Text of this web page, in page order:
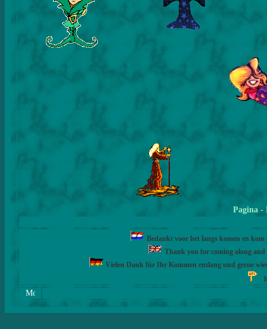
Pagina -
Bedankt voor het langs komen en
Thank you for coming along and
Vielen Dank für Ihr Kommen entlang und gerne